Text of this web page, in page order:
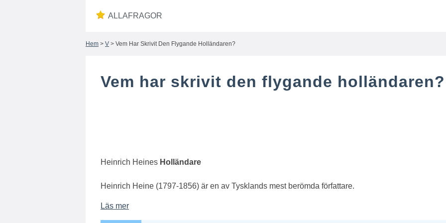
ALLAFRAGOR
Hem > V > Vem Har Skrivit Den Flygande Holländaren?
Vem har skrivit den flygande holländaren?
Heinrich Heines Holländare
Heinrich Heine (1797-1856) är en av Tysklands mest berömda författare.
Läs mer